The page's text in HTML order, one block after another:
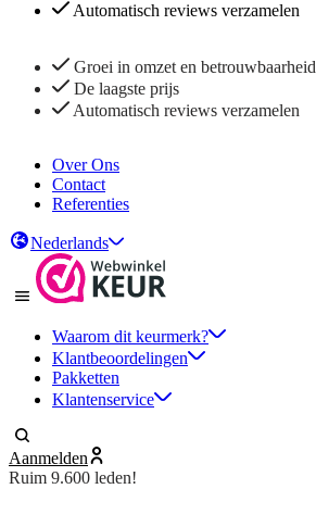
Automatisch reviews verzamelen
Groei in omzet en betrouwbaarheid
De laagste prijs
Automatisch reviews verzamelen
Over Ons
Contact
Referenties
Nederlands
Waarom dit keurmerk?
Klantbeoordelingen
Pakketten
Klantenservice
Aanmelden
Ruim 9.600 leden!